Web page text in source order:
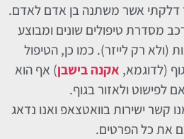
דלקתי אשר משתנה בן אדם לאדם.
מסדרת טיפולים שונים ומבוצע
(ולא רק לייזר). כמו כן, הטיפול
(לדוגמא,אקנה בישבן) אף הוא
ולאזור בגוף.
קשר ישירות בוואטצאפ ואנו נדאג
את כל הפרטים.